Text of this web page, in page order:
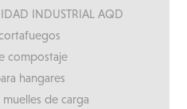
INDUSTRIAL AQD
compostaje
hangares
de carga